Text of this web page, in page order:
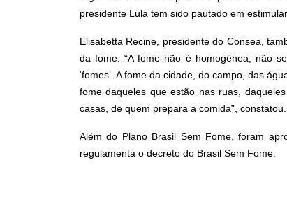
presidente Lula tem sido pautado em
Elisabetta Recine, presidente do Consea,
da fome. “A fome não é homogênea, não
‘fomes’. A fome da cidade, do campo, das
fome daqueles que estão nas ruas,
casas, de quem prepara a comida”, constatou.
Além do Plano Brasil Sem Fome, foram
regulamenta o decreto do Brasil Sem Fome.